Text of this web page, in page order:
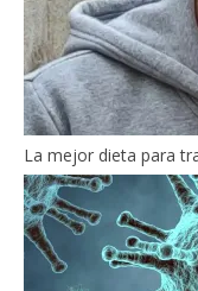
La mejor dieta para